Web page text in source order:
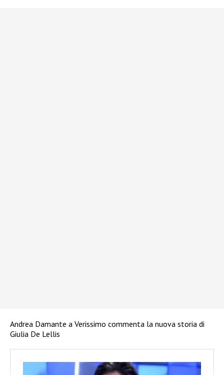
Andrea Damante a Verissimo commenta la nuova storia di
Giulia De Lellis